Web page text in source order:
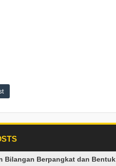
Bilangan Berpangkat dan Bentuk